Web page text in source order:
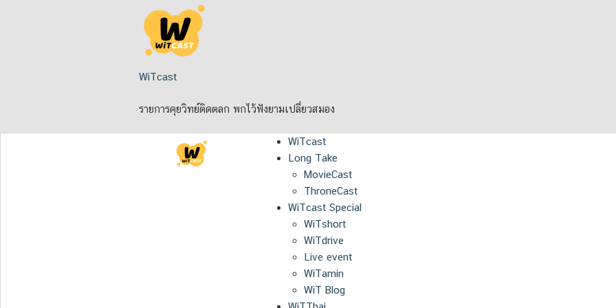
WiTcast
รายการคุยวิทย์ติดตลก พกไว้ฟังยามเปลี่ยวสมอง
WiTcast
Long Take
MovieCast
ThroneCast
WiTcast Special
WiTshort
WiTdrive
Live event
WiTamin
WiT Blog